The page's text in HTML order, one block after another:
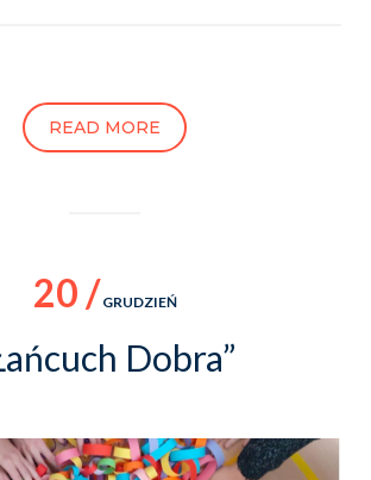
READ MORE
20 / GRUDZIEŃ
Dobra”